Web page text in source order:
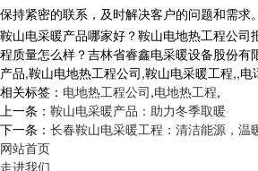
保持紧密的联系，及时解决客户的问题和需求。
鞍山电采暖产品哪家好？鞍山电地热工程公司
程质量怎么样？吉林省睿鑫电采暖设备股份有
产品,鞍山电地热工程公司,鞍山电采暖工程,,
相关标签： 电地热工程公司,电地热工程,
上一条： 鞍山电采暖产品：助力冬季取暖
下一条： 长春鞍山电采暖工程：清洁能源，温
网站首页
走进我们